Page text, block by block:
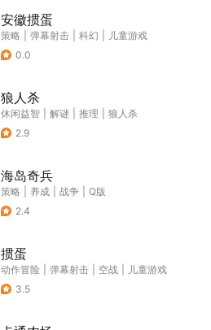
安徽掼蛋
策略 弹幕射击 科幻
儿童游戏
0.0
狼人杀
休闲益智 解谜 推理
狼人杀
2.9
海岛奇兵
策略 养成 战争
Q版
2.4
掼蛋
动作冒险 弹幕射击 空战
儿童游戏
3.5